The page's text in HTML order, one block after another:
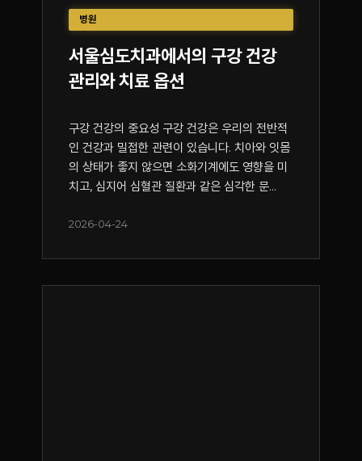
병원
서울심도치과에서의 구강 건강
관리와 치료 옵션
구강 건강의 중요성 구강 건강은 우리의 전반적
인 건강과 밀접한 관련이 있습니다. 치아와 잇몸
의 상태가 좋지 않으면 소화기계에도 영향을 미
치고, 심지어 심혈관 질환과 같은 심각한 문...
2026-04-24